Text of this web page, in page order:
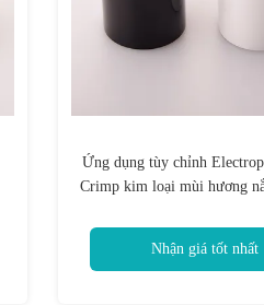
Ứng dụng tùy chỉnh
Crimp kim loại mùi hương
Nhận giá tốt nhất